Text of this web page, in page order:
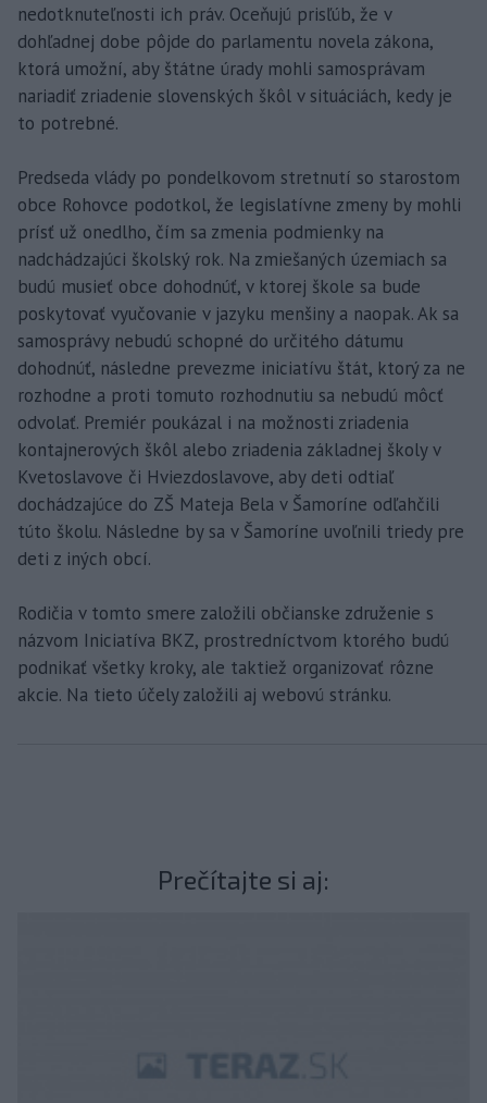
nedotknuteľnosti ich práv. Oceňujú prisľúb, že v
dohľadnej dobe pôjde do parlamentu novela zákona,
ktorá umožní, aby štátne úrady mohli samosprávam
nariadiť zriadenie slovenských škôl v situáciách, kedy je
to potrebné.
Predseda vlády po pondelkovom stretnutí so starostom
obce Rohovce podotkol, že legislatívne zmeny by mohli
prísť už onedlho, čím sa zmenia podmienky na
nadchádzajúci školský rok. Na zmiešaných územiach sa
budú musieť obce dohodnúť, v ktorej škole sa bude
poskytovať vyučovanie v jazyku menšiny a naopak. Ak sa
samosprávy nebudú schopné do určitého dátumu
dohodnúť, následne prevezme iniciatívu štát, ktorý za ne
rozhodne a proti tomuto rozhodnutiu sa nebudú môcť
odvolať. Premiér poukázal i na možnosti zriadenia
kontajnerových škôl alebo zriadenia základnej školy v
Kvetoslavove či Hviezdoslavove, aby deti odtiaľ
dochádzajúce do ZŠ Mateja Bela v Šamoríne odľahčili
túto školu. Následne by sa v Šamoríne uvoľnili triedy pre
deti z iných obcí.
Rodičia v tomto smere založili občianske združenie s
názvom Iniciatíva BKZ, prostredníctvom ktorého budú
podnikať všetky kroky, ale taktiež organizovať rôzne
akcie. Na tieto účely založili aj webovú stránku.
Prečítajte si aj: